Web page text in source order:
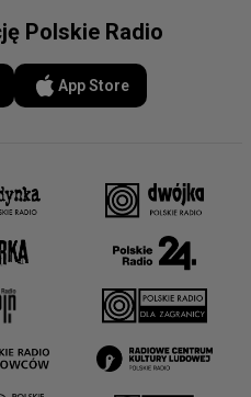
Polskie Radio
App Store